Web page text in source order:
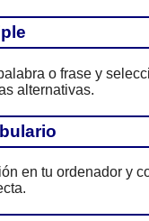
o frase y
alternativas.
en tu ordenador y